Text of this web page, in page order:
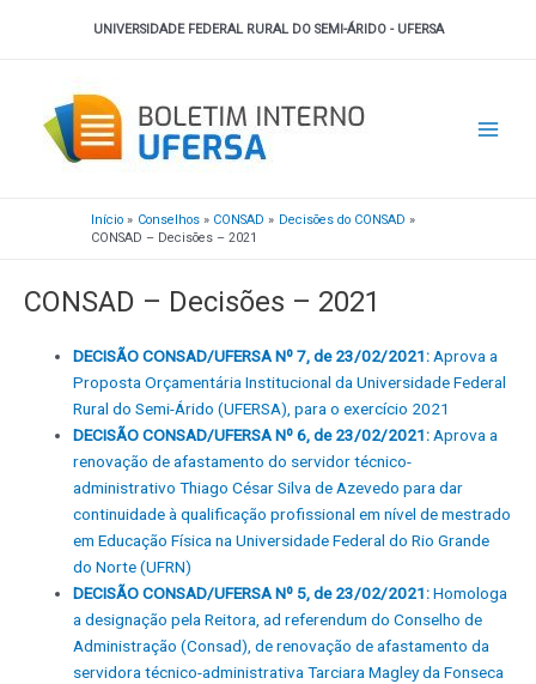
UNIVERSIDADE FEDERAL RURAL DO SEMI-ÁRIDO - UFERSA
Menu
Início Conselhos CONSAD
Decisões do CONSAD
CONSAD – Decisões – 2021
CONSAD – Decisões – 2021
DECISÃO CONSAD/UFERSA Nº 7, de 23/02/2021:Aprova a
Proposta Orçamentária Institucional da Universidade Federal
Rural do Semi-Árido (UFERSA), para o exercício 2021
DECISÃO CONSAD/UFERSA Nº 6, de 23/02/2021:Aprova a
renovação de afastamento do servidor técnico-
administrativo Thiago César Silva de Azevedo para dar
continuidade à qualificação profissional em nível de mestrado
em Educação Física na Universidade Federal do Rio Grande
do Norte (UFRN)
DECISÃO CONSAD/UFERSA Nº 5, de 23/02/2021:Homologa
a designação pela Reitora, ad referendum do Conselho de
Administração (Consad), de renovação de afastamento da
servidora técnico-administrativa Tarciara Magley da Fonseca